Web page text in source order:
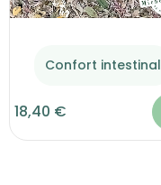
Confort intestinal
18,40 €